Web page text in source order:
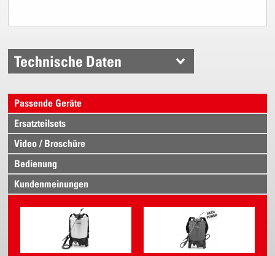
Technische Daten
Passende Geräte
Ersatzteilsets
Video / Broschüre
Bedienung
Kundenmeinungen